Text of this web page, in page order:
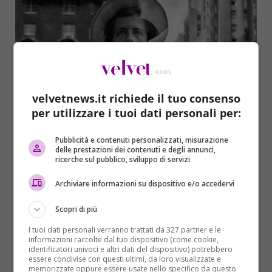
Osservando il suo corpus fotografico spicca la
presenza dinumerosi autoritratti, quasi un
possibile lascito nei confronti di un pubblico con cui
velvetnews.it richiede il tuo consenso
per utilizzare i tuoi dati personali per:
Pubblicità e contenuti personalizzati, misurazione
delle prestazioni dei contenuti e degli annunci,
ricerche sul pubblico, sviluppo di servizi
Archiviare informazioni su dispositivo e/o accedervi
Scopri di più
I tuoi dati personali verranno trattati da 327 partner e le
informazioni raccolte dal tuo dispositivo (come cookie,
identificatori univoci e altri dati del dispositivo) potrebbero
essere condivise con questi ultimi, da loro visualizzate e
memorizzate oppure essere usate nello specifico da questo